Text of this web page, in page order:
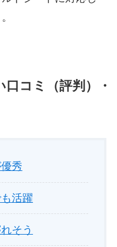
コミ（評判）・
秀
活躍
そう